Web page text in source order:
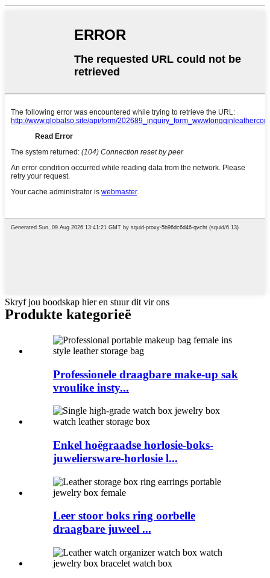
Skryf jou boodskap hier en stuur dit vir ons
Produkte kategorieë
Professionele draagbare make-up sak
vroulike insty...
Enkel hoëgraadse horlosie-boks-
juweliersware-horlosie l...
Leer stoor boks ring oorbelle
draagbare juweel ...